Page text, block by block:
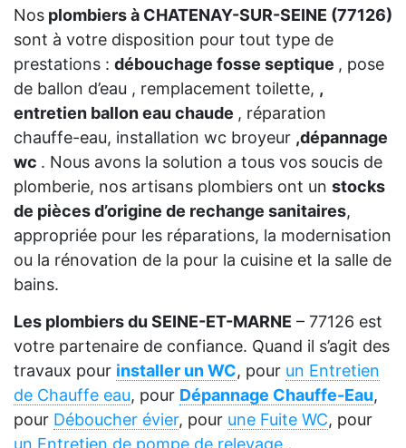
Nos plombiers à CHATENAY-SUR-SEINE (77126)
sont à votre disposition pour tout type de
prestations : débouchage fosse septique , pose
de ballon d’eau , remplacement toilette, ,
entretien ballon eau chaude , réparation
chauffe-eau, installation wc broyeur ,dépannage
wc . Nous avons la solution a tous vos soucis de
plomberie, nos artisans plombiers ont un stocks
de pièces d’origine de rechange sanitaires,
appropriée pour les réparations, la modernisation
ou la rénovation de la pour la cuisine et la salle de
bains.
Les plombiers du SEINE-ET-MARNE – 77126 est
votre partenaire de confiance. Quand il s’agit des
travaux pour installer un WC, pour un Entretien
de Chauffe eau, pour Dépannage Chauffe-Eau,
pour Déboucher évier, pour une Fuite WC, pour
un Entretien de pompe de relevage .